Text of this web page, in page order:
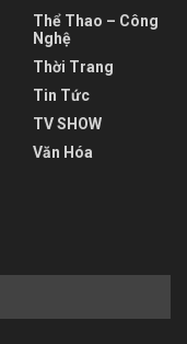
Thể Thao – Công
Nghệ
Thời Trang
Tin Tức
TV SHOW
Văn Hóa